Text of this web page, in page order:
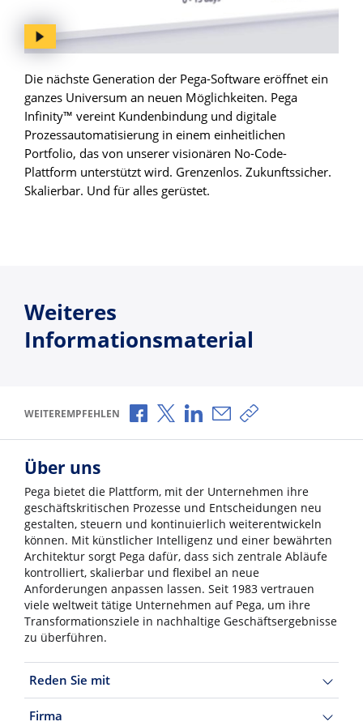
Die nächste Generation der Pega-Software eröffnet ein
ganzes Universum an neuen Möglichkeiten. Pega
Infinity™ vereint Kundenbindung und digitale
Prozessautomatisierung in einem einheitlichen
Portfolio, das von unserer visionären No-Code-
Plattform unterstützt wird. Grenzenlos. Zukunftssicher.
Skalierbar. Und für alles gerüstet.
Weiteres
Informationsmaterial
WEITEREMPFEHLEN Über Facebook teilen
Über X teilen
Über LinkedIn teilen
Über E-Mail teilen
Link zum Teilen
Über uns
Pega bietet die Plattform, mit der Unternehmen ihre
geschäftskritischen Prozesse und Entscheidungen neu
gestalten, steuern und kontinuierlich weiterentwickeln
können. Mit künstlicher Intelligenz und einer bewährten
Architektur sorgt Pega dafür, dass sich zentrale Abläufe
kontrolliert, skalierbar und flexibel an neue
Anforderungen anpassen lassen. Seit 1983 vertrauen
viele weltweit tätige Unternehmen auf Pega, um ihre
Transformationsziele in nachhaltige Geschäftsergebnisse
zu überführen.
Reden Sie mit
Firma